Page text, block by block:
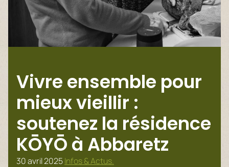
Vivre ensemble pour
mieux vieillir :
soutenez la résidence
KŌYŌ à Abbaretz
30 avril 2025Infos & Actus.